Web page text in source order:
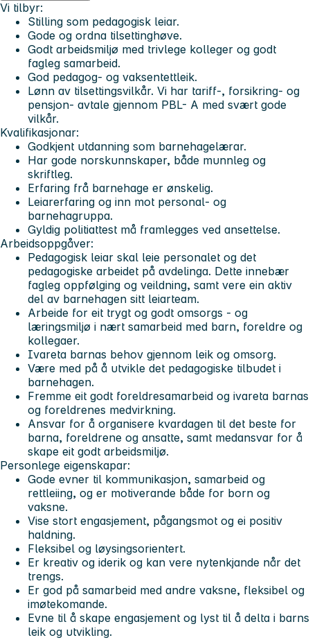
Vi tilbyr:
Stilling som pedagogisk leiar.
Gode og ordna tilsettinghøve.
Godt arbeidsmiljø med trivlege kolleger og godt
fagleg samarbeid.
God pedagog- og vaksentettleik.
Lønn av tilsettingsvilkår. Vi har tariff-, forsikring- og
pensjon- avtale gjennom PBL- A med svært gode
vilkår.
Kvalifikasjonar:
Godkjent utdanning som barnehagelærar.
Har gode norskunnskaper, både munnleg og
skriftleg.
Erfaring frå barnehage er ønskelig.
Leiarerfaring og inn mot personal- og
barnehagruppa.
Gyldig politiattest må framlegges ved ansettelse.
Arbeidsoppgåver:
Pedagogisk leiar skal leie personalet og det
pedagogiske arbeidet på avdelinga. Dette innebær
fagleg oppfølging og veildning, samt vere ein aktiv
del av barnehagen sitt leiarteam.
Arbeide for eit trygt og godt omsorgs - og
læringsmiljø i nært samarbeid med barn, foreldre og
kollegaer.
Ivareta barnas behov gjennom leik og omsorg.
Være med på å utvikle det pedagogiske tilbudet i
barnehagen.
Fremme eit godt foreldresamarbeid og ivareta barnas
og foreldrenes medvirkning.
Ansvar for å organisere kvardagen til det beste for
barna, foreldrene og ansatte, samt medansvar for å
skape eit godt arbeidsmiljø.
Personlege eigenskapar:
Gode evner til kommunikasjon, samarbeid og
rettleiing, og er motiverande både for born og
vaksne.
Vise stort engasjement, pågangsmot og ei positiv
haldning.
Fleksibel og løysingsorientert.
Er kreativ og iderik og kan vere nytenkjande når det
trengs.
Er god på samarbeid med andre vaksne, fleksibel og
imøtekomande.
Evne til å skape engasjement og lyst til å delta i barns
leik og utvikling.